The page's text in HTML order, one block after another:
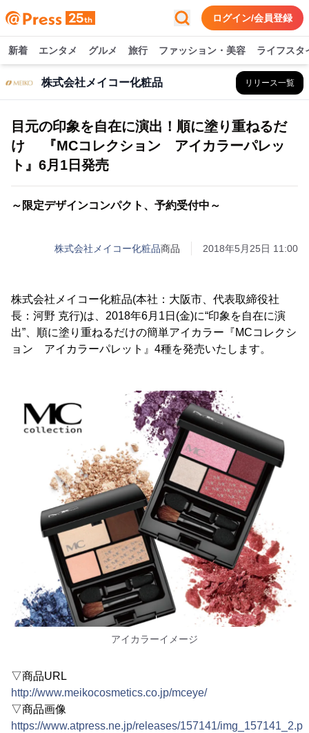
ログイン/会員登録
新着 エンタメ グルメ 旅行 ファッション・美容 ライフスタ
株式会社メイコー化粧品 リリース一覧
目元の印象を自在に演出！順に塗り重ねるだ
け 『MCコレクション アイカラーパレッ
ト』6月1日発売
～限定デザインコンパクト、予約受付中～
株式会社メイコー化粧品商品 2018年5月25日 11:00
株式会社メイコー化粧品(本社：大阪市、代表取締役社
長：河野 克行)は、2018年6月1日(金)に“印象を自在に演
出”、順に塗り重ねるだけの簡単アイカラー『MCコレクシ
ョン アイカラーパレット』4種を発売いたします。
アイカラーイメージ
▽商品URL
http://www.meikocosmetics.co.jp/mceye/
▽商品画像
https://www.atpress.ne.jp/releases/157141/